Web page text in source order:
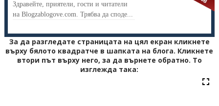
Здравейте, приятели, гости и читатели
на Blogzablogove.com. Трябва да споде...
За да разгледате страницата на цял екран кликнете
върху бялото квадратче в шапката на блога. Кликнете
втори път върху него, за да върнете обратно. То
изглежда така: